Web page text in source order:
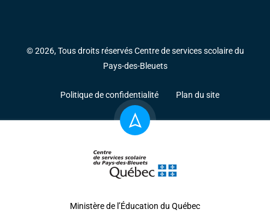
© 2026, Tous droits réservés Centre de services scolaire du
Pays-des-Bleuets
Politique de confidentialité Plan du site
Ministère de l’Éducation du Québec